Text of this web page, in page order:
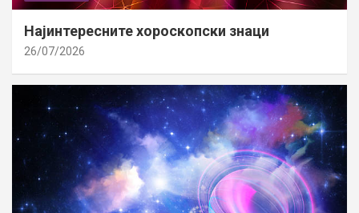
Најинтересните хороскопски знаци
26/07/2026